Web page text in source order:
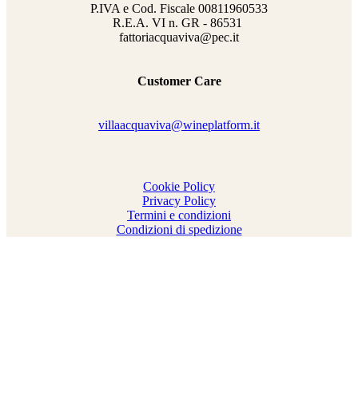
P.IVA e Cod. Fiscale 00811960533
R.E.A. VI n. GR - 86531
fattoriacquaviva@pec.it
Customer Care
villaacquaviva@wineplatform.it
Cookie Policy
Privacy Policy
Termini e condizioni
Condizioni di spedizione